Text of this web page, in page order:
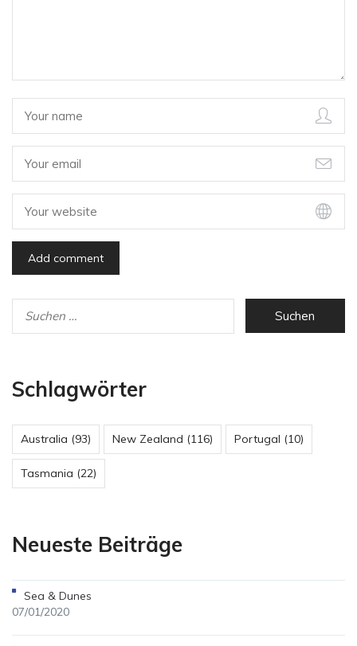
Schlagwörter
Australia (93) New Zealand (116) Portugal (10)
Tasmania (22)
Neueste Beiträge
Sea & Dunes
07/01/2020